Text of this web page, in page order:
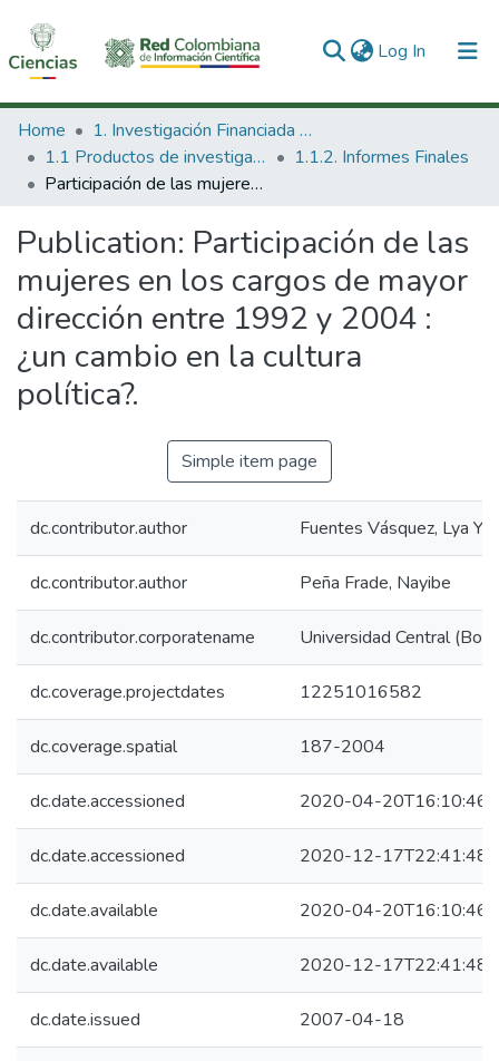
Log In (current)
Communities & Collections
All of DSpace
Home
1. Investigación Financiada con Recursos Públicos
1.1 Productos de investigación
1.1.2. Informes Finales
Participación de las mujeres en los cargos de mayor dirección entre 1992 y 2004 : ¿un cambio en la cultura política?.
Publication: Participación de las
mujeres en los cargos de mayor
dirección entre 1992 y 2004 :
¿un cambio en la cultura
política?.
Simple item page
dc.contributor.author Fuentes Vásquez, Lya
dc.contributor.author Peña Frade, Nayibe
dc.contributor.corporatename Universidad Central
dc.coverage.projectdates 12251016582
dc.coverage.spatial 187-2004
dc.date.accessioned 2020-04-20T16:10:46Z
dc.date.accessioned 2020-12-17T22:41:48Z
dc.date.available 2020-04-20T16:10:46Z
dc.date.available 2020-12-17T22:41:48Z
dc.date.issued 2007-04-18